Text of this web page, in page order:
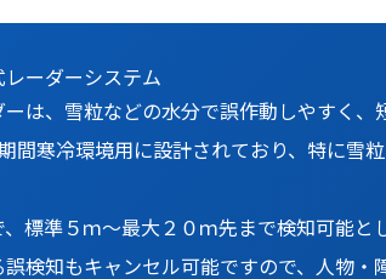
ーダーシステム
は、雪粒などの水分で誤作動しやすく、
間寒冷環境用に設計されており、特に雪
標準５ｍ～最大２０ｍ先まで検知可能と
検知もキャンセル可能ですので、人物・